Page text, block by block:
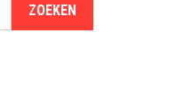
ZOEKEN